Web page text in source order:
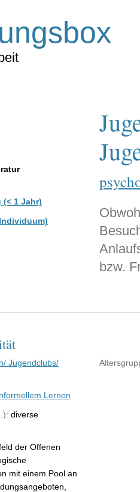
1 Jahr)
bzw.
Jugendclubs/
Lernen
diverse
der Offenen
mit einem Pool an